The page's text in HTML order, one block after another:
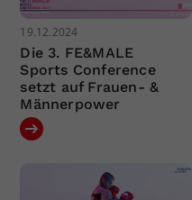
19.12.2024
Die 3. FE&MALE
Sports Conference
setzt auf Frauen- &
Männerpower